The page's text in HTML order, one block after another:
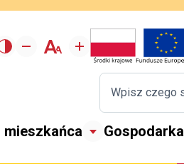
mieszkańca Gospodarka